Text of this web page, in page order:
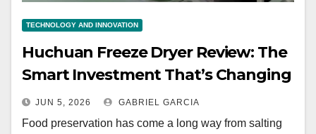
TECHNOLOGY AND INNOVATION
Huchuan Freeze Dryer Review: The
Smart Investment That’s Changing
How People Preserve Food at
Home
JUN 5, 2026 GABRIEL GARCIA
Food preservation has come a long way from salting